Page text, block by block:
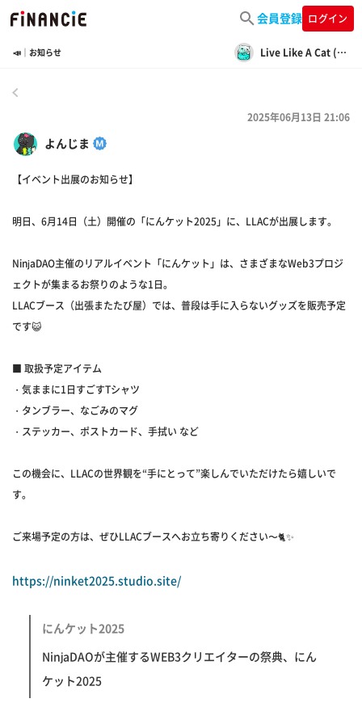
会員登録 ログイン
📣｜お知らせ Live Like A Cat (LLAC)
よんじま
2025年06月13日 21:06
【イベント出展のお知らせ】
明日、6月14日（土）開催の「にんケット2025」に、LLACが出展します。
NinjaDAO主催のリアルイベント「にんケット」は、さまざまなWeb3プロジ
ェクトが集まるお祭りのような1日。
LLACブース（出張またたび屋）では、普段は手に入らないグッズを販売予定
です😺
■ 取扱予定アイテム
・気ままに1日すごすTシャツ
・タンブラー、なごみのマグ
・ステッカー、ポストカード、手拭い など
この機会に、LLACの世界観を“手にとって”楽しんでいただけたら嬉しいで
す。
ご来場予定の方は、ぜひLLACブースへお立ち寄りください〜🐈✨
https://ninket2025.studio.site/
にんケット2025
NinjaDAOが主催するWEB3クリエイターの祭典、にん
ケット2025